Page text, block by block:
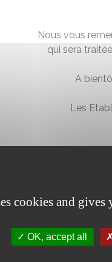
Nous vous
qui sera
A
Les
cookies and
OK, accept all